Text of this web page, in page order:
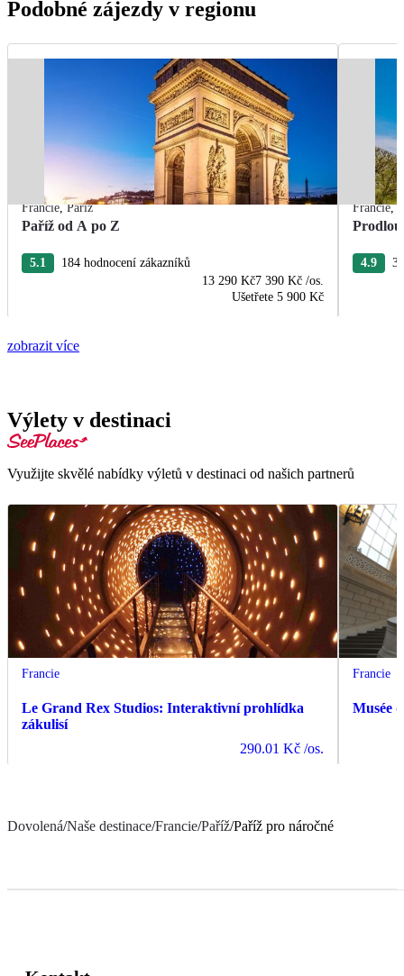
Podobné zájezdy v regionu
Francie ,Paříž
Paříž od A po Z
5.1
184 hodnocení zákazníků
13 290 Kč7 390 Kč /os.
Ušetřete 5 900 Kč
Francie,
4.9
zobrazit více
Výlety v destinaci
Využijte skvělé nabídky výletů v destinaci od našich partnerů
Francie
Le Grand Rex Studios: Interaktivní prohlídka
zákulisí
290.01 Kč /os.
Francie
Musée
Dovolená/Naše destinace/Francie/Paříž/Paříž pro náročné